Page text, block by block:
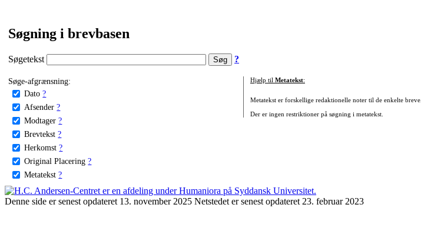
Søgning i brevbasen
Søgetekst ?
Søge-afgrænsning:
Dato ?
Afsender ?
Modtager ?
Brevtekst ?
Herkomst ?
Original Placering ?
Metatekst ?
Hjælp til Metatekst:
Metatekst er forskellige redaktionelle noter til de enkelte breve.
Der er ingen restriktioner på søgning i metatekst.
Denne side er senest opdateret 13. november 2025 Netstedet er senest opdateret 23. februar 2023